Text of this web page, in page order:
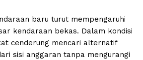
baru turut mempengaruhi
kendaraan bekas. Dalam kondisi
cenderung mencari alternatif
sisi anggaran tanpa mengurangi